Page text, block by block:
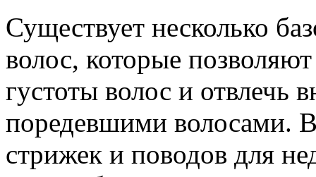
Существует несколько
волос, которые
густоты волос и отвлечь
поредевшими волосами.
стрижек и поводов для